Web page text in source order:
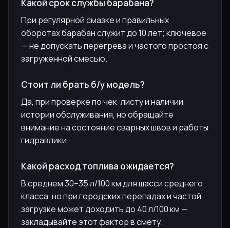
Какой срок службы барабана?
При регулярной смазке и правильных
оборотах барабан служит до 10 лет; ключевое
— не допускать перегрева и частого простоя с
загруженной смесью.
Стоит ли брать б/у модель?
Да, при проверке по чек-листу и наличии
истории обслуживания, но обращайте
внимание на состояние сварных швов и работы
гидравлики.
Какой расход топлива ожидается?
В среднем 30–35 л/100 км для шасси среднего
класса, но при городских перепадах и частой
загрузке может доходить до 40 л/100 км —
закладывайте этот фактор в смету.